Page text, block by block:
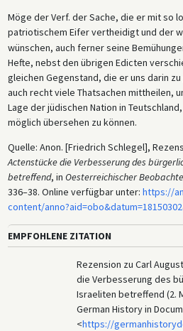
Möge der Verf. der Sache, die er mit so
patriotischem Eifer vertheidigt und der
wünschen, auch ferner seine
Hefte, nebst den übrigen Edicten
gleichen Gegenstand, die er uns darin
auch recht viele Thatsachen mittheilen,
Lage der jüdischen Nation in
möglich übersehen zu können.
Quelle: Anon. [Friedrich Schlegel],
Actenstücke die Verbesserung des
betreffend, in Oesterreichischer
336–38. Online verfügbar unter: https://
content/
EMPFOHLENE ZITATION
Rezension zu Carl
die Verbesserung des
Israeliten betreffend (2.
German History in
<https://